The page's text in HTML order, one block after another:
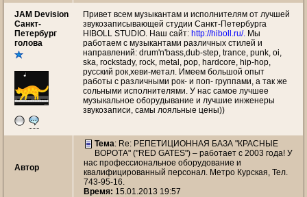
JAM Devision
Санкт-
Петербург
голова
Привет всем музыкантам и исполнителям от лучшей
звукозаписывающей студии Санкт-Петербурга
HIBOLL STUDIO. Наш сайт: http://hiboll.ru/. Мы
работаем с музыкантами различных стилей и
направлений: drum'n'bass,dub-step, trance, punk, oi,
ska, rockstady, rock, metal, pop, hardcore, hip-hop,
русский рок,хеви-метал. Имеем большой опыт
работы с различными рок- и поп- группами, а так же
сольными исполнителями. У нас самое лучшее
музыкальное оборудывание и лучшие инженеры
звукозаписи, самы лояльные цены))
Автор
Тема: Re: РЕПЕТИЦИОННАЯ БАЗА "КРАСНЫЕ
ВОРОТА" ("RED GATES") – работает с 2003 года! У
нас профессиональное оборудование и
квалифицированный персонал. Метро Курская, Тел.
743-95-16.
Время: 15.01.2013 19:57